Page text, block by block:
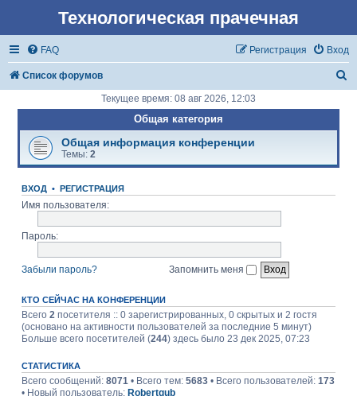
Технологическая прачечная
FAQ Вход
Регистрация
Список форумов
Текущее время: 08 авг 2026, 12:03
Общая категория
Общая информация конференции
Темы: 2
ВХОД• РЕГИСТРАЦИЯ
Имя пользователя:
Пароль:
Забыли пароль? Запомнить меня
КТО СЕЙЧАС НА КОНФЕРЕНЦИИ
Всего 2посетителя :: 0 зарегистрированных, 0 скрытых и 2 гостя
(основано на активности пользователей за последние 5 минут)
Больше всего посетителей (244) здесь было 23 дек 2025, 07:23
СТАТИСТИКА
Всего сообщений: 8071• Всего тем: 5683• Всего пользователей: 173
• Новый пользователь: Robertgub